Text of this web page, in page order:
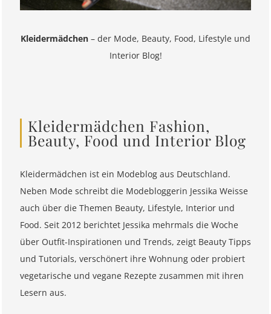
Kleidermädchen – der Mode, Beauty, Food, Lifestyle und
Interior Blog!
Kleidermädchen Fashion,
Beauty, Food und Interior Blog
Kleidermädchen ist ein Modeblog aus Deutschland.
Neben Mode schreibt die Modebloggerin Jessika Weisse
auch über die Themen Beauty, Lifestyle, Interior und
Food. Seit 2012 berichtet Jessika mehrmals die Woche
über Outfit-Inspirationen und Trends, zeigt Beauty Tipps
und Tutorials, verschönert ihre Wohnung oder probiert
vegetarische und vegane Rezepte zusammen mit ihren
Lesern aus.